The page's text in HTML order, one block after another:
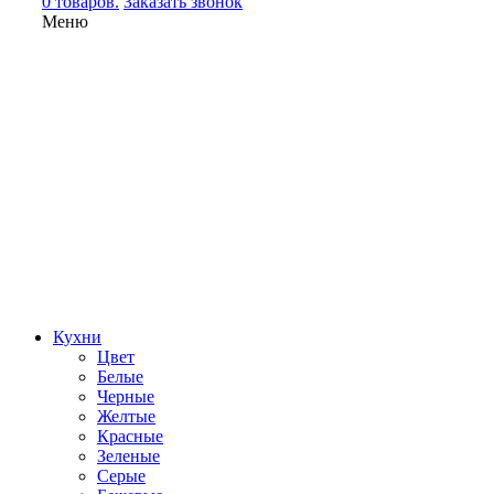
Меню
Кухни
Цвет
Белые
Черные
Желтые
Красные
Зеленые
Серые